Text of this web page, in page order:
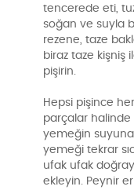
tencerede eti,
soğan ve suyla
rezene, taze
biraz taze kişniş
pişirin.
Hepsi pişince
parçalar halinde
yemeğin
yemeği tekrar
ufak ufak
ekleyin. Peynir